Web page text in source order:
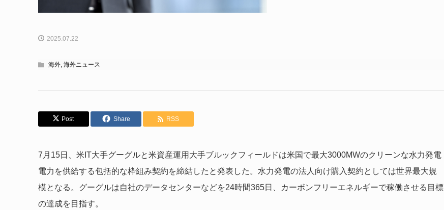
2025.07.22
海外, 海外ニュース
Post Share RSS
7月15日、米IT大手グーグルと米資産運用大手ブルックフィールドは米国で最大3000MWのクリーンな水力発電
電力を供給する包括的な枠組み契約を締結したと発表した。水力発電の法人向け購入契約としては世界最大規
模となる。グーグルは自社のデータセンターなどを24時間365日、カーボンフリーエネルギーで稼働させる目標
の達成を目指す。